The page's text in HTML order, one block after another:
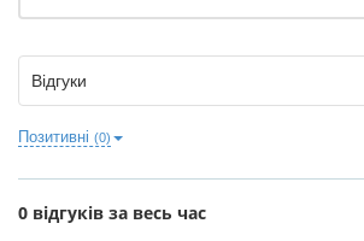
Відгуки
Позитивні (0)
0 відгуків за весь час